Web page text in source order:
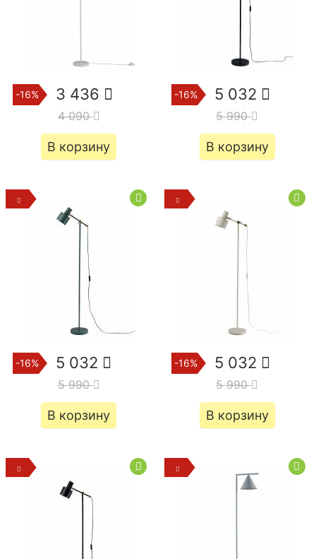
-16% 3 436
4 090
В корзину
-16% 5 032
5 990
В корзину
-16% 5 032
5 990
В корзину
-16% 5 032
5 990
В корзину